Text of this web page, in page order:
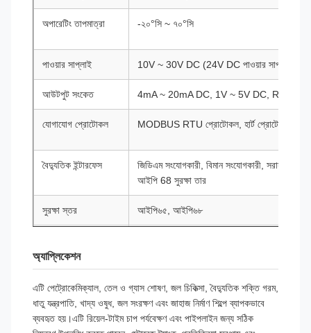
অপারেটিং তাপমাত্রা -২০°সি ~ ৭০°সি
পাওয়ার সাপ্লাই 10V ~ 30V DC (24V DC পাওয়ার সাপ্লাই
আউটপুট সংকেত 4mA ~ 20mA DC, 1V ~ 5V DC, RS485,
যোগাযোগ প্রোটোকল MODBUS RTU প্রোটোকল, হার্ট প্রোটোকল
বৈদ্যুতিক ইন্টারফেস
জিডিএম সংযোগকারী, বিমান সংযোগকারী, সরাসরি
আইপি 68 সুরক্ষা তার
সুরক্ষা স্তর আইপি৬৫, আইপি৬৮
রেটিং
গ্যারান্টি সময়কাল ১২ মাস
অ্যাপ্লিকেশন
এটি পেট্রোকেমিক্যাল, তেল ও গ্যাস শোষণ, জল চিকিত্সা, বৈদ্যুতিক শক্তি গরম,
ধাতু যন্ত্রপাতি, খাদ্য ওষুধ, জল সংরক্ষণ এবং জাহাজ নির্মাণ শিল্পে ব্যাপকভাবে
ব্যবহৃত হয়।এটি রিয়েল-টাইম চাপ পর্যবেক্ষণ এবং পাইপলাইন জন্য সঠিক